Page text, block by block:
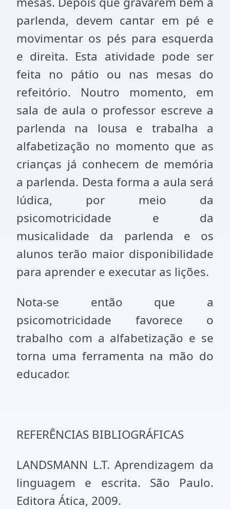
parlenda, devem cantar em pé e
movimentar os pés para esquerda
e direita. Esta atividade pode ser
feita no pátio ou nas mesas do
refeitório. Noutro momento, em
sala de aula o professor escreve a
parlenda na lousa e trabalha a
alfabetização no momento que as
crianças já conhecem de memória
a parlenda. Desta forma a aula será
lúdica, por meio da
psicomotricidade e da
musicalidade da parlenda e os
alunos terão maior disponibilidade
para aprender e executar as lições.
Nota-se então que a
psicomotricidade favorece o
trabalho com a alfabetização e se
torna uma ferramenta na mão do
educador.
REFERÊNCIAS BIBLIOGRÁFICAS
LANDSMANN L.T. Aprendizagem da
linguagem e escrita. São Paulo.
Editora Ática, 2009.